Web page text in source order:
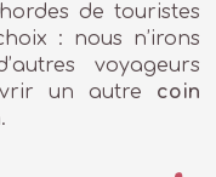
de touristes
: nous n’irons
voyageurs
un autre coin